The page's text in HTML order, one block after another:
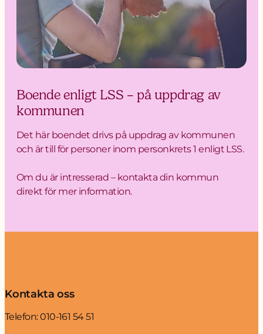
Boende enligt LSS – på uppdrag av
kommunen
Det här boendet drivs på uppdrag av kommunen
och är till för personer inom personkrets 1 enligt LSS.
Om du är intresserad – kontakta din kommun
direkt för mer information.
Kontakta oss
Telefon:010-161 54 51